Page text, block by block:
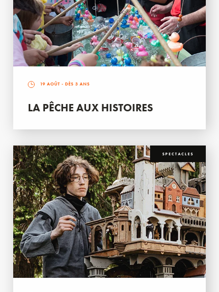
19 AOÛT - DÈS 3 ANS
LA PÊCHE AUX HISTOIRES
SPECTACLES